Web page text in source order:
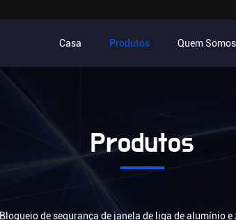
Casa Produtos Quem Somos
Produtos
Bloqueio de segurança de janela de liga de alumínio